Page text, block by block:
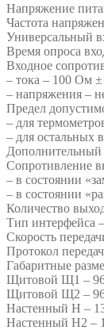
Напряжение
Частота
Универсальный
Время опроса
Входное
– тока – 100 Ом
– напряжения –
Предел
– для
– для остальных
Дополнительный
Сопротивление
– в состоянии
– в состоянии
Количество
Тип интерфейса
Скорость
Протокол
Габаритные
Щитовой Щ1 –
Щитовой Щ2 –
Настенный Н –
Настенный Н2 –